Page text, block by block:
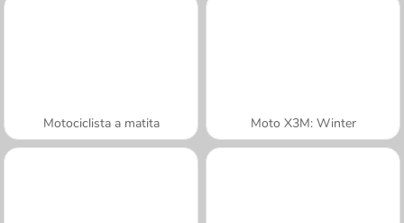
Motociclista a matita Moto X3M: Winter